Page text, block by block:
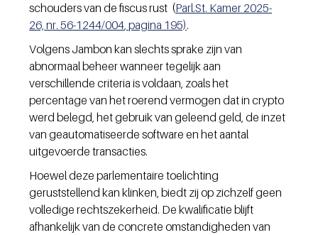
schouders van de fiscus rust (Parl.St. Kamer 2025-
26, nr. 56-1244/004, pagina 195).
Volgens Jambon kan slechts sprake zijn van
abnormaal beheer wanneer tegelijk aan
verschillende criteria is voldaan, zoals het
percentage van het roerend vermogen dat in crypto
werd belegd, het gebruik van geleend geld, de inzet
van geautomatiseerde software en het aantal
uitgevoerde transacties.
Hoewel deze parlementaire toelichting
geruststellend kan klinken, biedt zij op zichzelf geen
volledige rechtszekerheid. De kwalificatie blijft
afhankelijk van de concrete omstandigheden van